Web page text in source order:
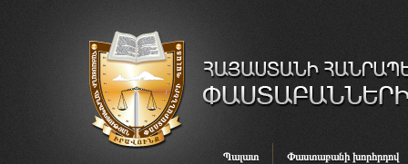
Պալատ Փաստաբանի խորհրդով